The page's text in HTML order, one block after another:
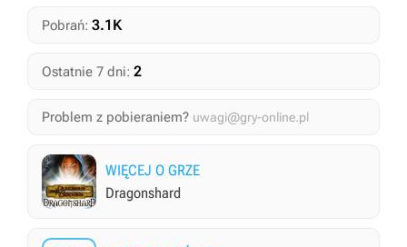
Pobrań: 3.1K
Ostatnie 7 dni: 2
Problem z pobieraniem? uwagi@gry-online.pl
WIĘCEJ O GRZE
Dragonshard